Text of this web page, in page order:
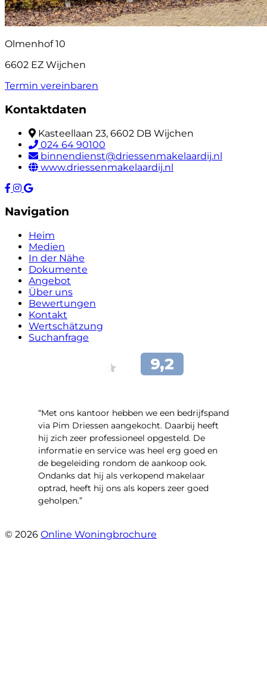
Olmenhof 10
6602 EZ Wijchen
Termin vereinbaren
Kontaktdaten
Kasteellaan 23, 6602 DB Wijchen
024 64 90100
binnendienst@driessenmakelaardij.nl
www.driessenmakelaardij.nl
Navigation
Heim
Medien
In der Nähe
Dokumente
Angebot
Über uns
Bewertungen
Kontakt
Wertschätzung
Suchanfrage
“Met ons kantoor hebben we een bedrijfspand
via Pim Driessen aangekocht. Daarbij heeft
hij zich zeer professioneel opgesteld. De
informatie en service was heel erg goed en
de begeleiding rondom de aankoop ook.
Ondanks dat hij als verkopend makelaar
optrad, heeft hij ons als kopers zeer goed
geholpen.”
© 2026 Online Woningbrochure